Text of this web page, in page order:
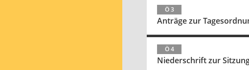
Ö 3
Anträge zur
Ö 4
Niederschrift zur